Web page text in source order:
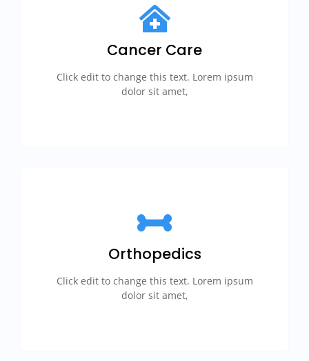
Cancer Care
Click edit to change this text. Lorem ipsum
dolor sit amet,
Orthopedics
Click edit to change this text. Lorem ipsum
dolor sit amet,